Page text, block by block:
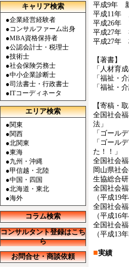
キャリア検索
●企業経営経験者
● コンサルファーム出身
●MBA資格保持者
●公認会計士・税理士
●技術士
●社会保険労務士
●中小企業診断士
●司法書士・行政書士
●ITコーディネータ
エリア検索
●関東
●関西
●北関東
●東海
●九州・沖縄
●甲信越・北陸
●中国・四国
●北海道・東北
●海外
コラム検索
コンサルタント登録はこち
ら
お問合せ・商談依頼
平成9年
平成11年
平成26年
平成27年
平成27年
【著書】
「人材育
「福祉・
「福祉・
【寄稿・
全国社会
法」
「ゴール
「ゴール
た！！」
全国社会
岡山県社
生協総合
全国社会
（平成19
全国社会
（平成16
全国社会
（平成13
■実績